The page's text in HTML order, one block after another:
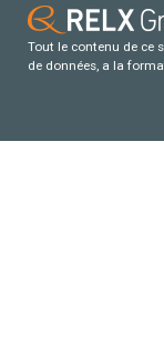
Tout le contenu de ce
de données, a la